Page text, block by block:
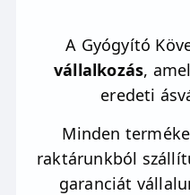
A Gyógyító
vállalkozás,
eredeti
Minden
raktárunkból
garanciát